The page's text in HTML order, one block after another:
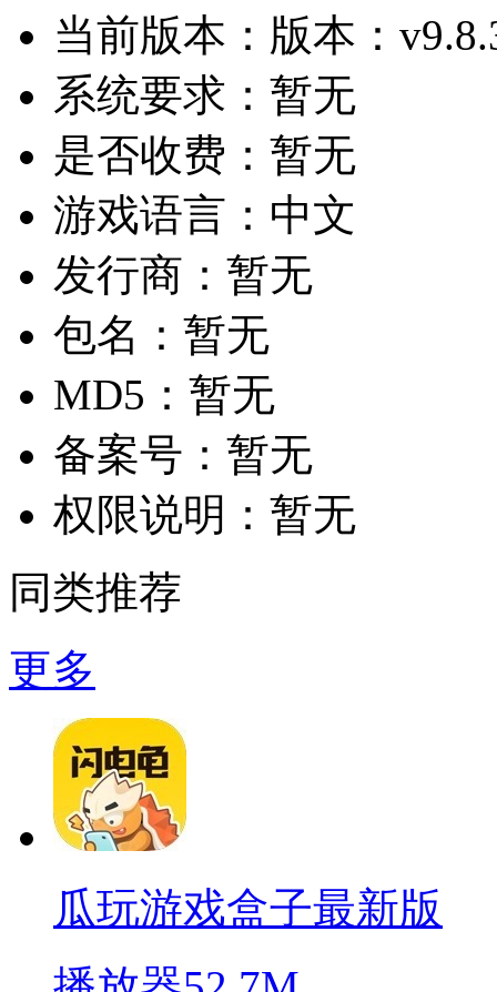
当前版本： 版本：
系统要求： 暂无
是否收费： 暂无
游戏语言： 中文
发行商： 暂无
包名： 暂无
MD5： 暂无
备案号： 暂无
权限说明： 暂无
同类推荐
更多
瓜玩游戏盒子最新版